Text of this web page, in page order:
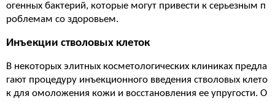
огенных бактерий, которые могут привести к серьезным п
роблемам со здоровьем.
Инъекции стволовых клеток
В некоторых элитных косметологических клиниках предла
гают процедуру инъекционного введения стволовых клето
к для омоложения кожи и восстановления ее упругости. О